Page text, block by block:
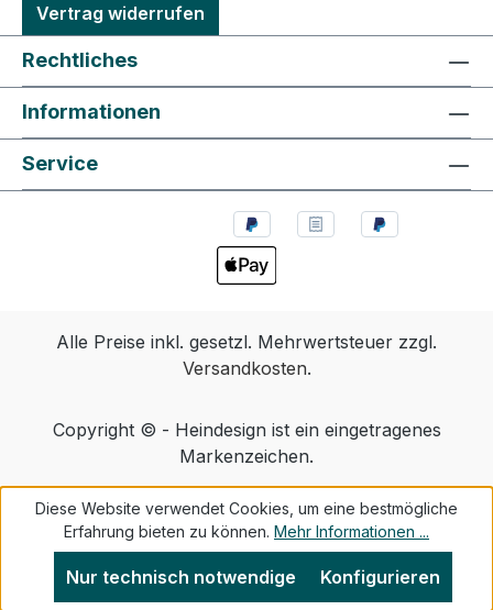
Vertrag widerrufen
Rechtliches
Informationen
Service
Alle Preise inkl. gesetzl. Mehrwertsteuer zzgl.
Versandkosten.
Copyright © - Heindesign ist ein eingetragenes
Markenzeichen.
Diese Website verwendet Cookies, um eine bestmögliche
Erfahrung bieten zu können. Mehr Informationen ...
Nur technisch notwendige Konfigurieren